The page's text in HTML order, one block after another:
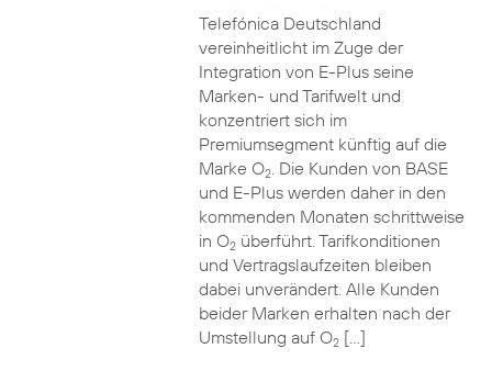
Telefónica Deutschland
vereinheitlicht im Zuge der
Integration von E-Plus seine
Marken- und Tarifwelt und
konzentriert sich im
Premiumsegment künftig auf die
Marke O2. Die Kunden von BASE
und E-Plus werden daher in den
kommenden Monaten schrittweise
in O2überführt. Tarifkonditionen
und Vertragslaufzeiten bleiben
dabei unverändert. Alle Kunden
beider Marken erhalten nach der
Umstellung auf O2[…]